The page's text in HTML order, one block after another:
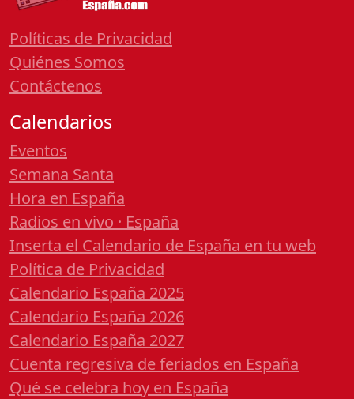
Políticas de Privacidad
Quiénes Somos
Contáctenos
Calendarios
Eventos
Semana Santa
Hora en España
Radios en vivo · España
Inserta el Calendario de España en tu web
Política de Privacidad
Calendario España 2025
Calendario España 2026
Calendario España 2027
Cuenta regresiva de feriados en España
Qué se celebra hoy en España